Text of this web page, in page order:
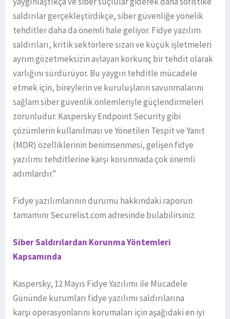
saldırılar gerçekleştirdikçe, siber güvenliğe yönelik
tehditler daha da önemli hale geliyor. Fidye yazılım
saldırıları, kritik sektörlere sızan ve küçük işletmeleri
ayrım gözetmeksizin avlayan korkunç bir tehdit olarak
varlığını sürdürüyor. Bu yaygın tehditle mücadele
etmek için, bireylerin ve kuruluşların savunmalarını
sağlam siber güvenlik önlemleriyle güçlendirmeleri
zorunludur. Kaspersky Endpoint Security gibi
çözümlerin kullanılması ve Yönetilen Tespit ve Yanıt
(MDR) özelliklerinin benimsenmesi, gelişen fidye
yazılımı tehditlerine karşı korunmada çok önemli
adımlardır."
Fidye yazılımlarının durumu hakkındaki raporun
tamamını Securelist.com adresinde bulabilirsiniz.
Siber Saldırılardan Korunma Yöntemleri
Kapsamında
Kaspersky, 12 Mayıs Fidye Yazılımı ile Mücadele
Gününde kurumları fidye yazılımı saldırılarına
karşı operasyonlarını korumaları için aşağıdaki en iyi